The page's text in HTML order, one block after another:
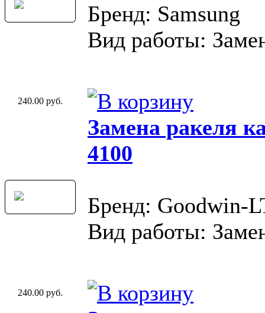
Бренд: Samsung
Вид работы:
240.00 руб.
Замена ракеля
4100
Бренд: Goodwin-
Вид работы:
240.00 руб.